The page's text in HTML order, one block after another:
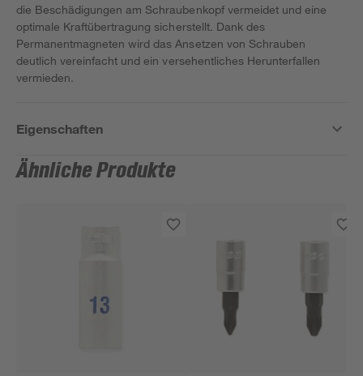
die Beschädigungen am Schraubenkopf vermeidet und eine
optimale Kraftübertragung sicherstellt. Dank des
Permanentmagneten wird das Ansetzen von Schrauben
deutlich vereinfacht und ein versehentliches Herunterfallen
vermieden.
Eigenschaften
Ähnliche Produkte